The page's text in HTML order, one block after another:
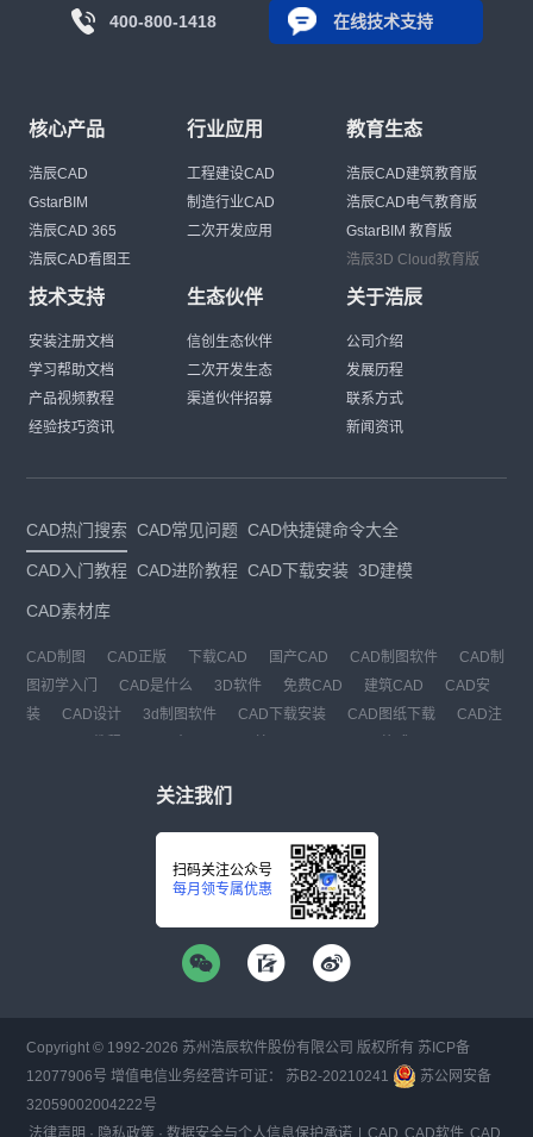
400-800-1418 在线技术支持
核心产品
浩辰CAD
GstarBIM
浩辰CAD 365
浩辰CAD看图王
行业应用
工程建设CAD
制造行业CAD
二次开发应用
教育生态
浩辰CAD建筑教育版
浩辰CAD电气教育版
GstarBIM 教育版
浩辰3D Cloud教育版
技术支持
安装注册文档
学习帮助文档
产品视频教程
经验技巧资讯
生态伙伴
信创生态伙伴
二次开发生态
渠道伙伴招募
关于浩辰
公司介绍
发展历程
联系方式
新闻资讯
CAD热门搜索 CAD常见问题 CAD快捷键命令大全
CAD入门教程 CAD进阶教程 CAD下载安装 3D建模
CAD素材库
CAD制图 CAD正版 下载CAD 国产CAD CAD制图软件
CAD制
图初学入门
CAD是什么 3D软件 免费CAD 建筑CAD
CAD安
装
CAD设计 3d制图软件 CAD下载安装 CAD图纸下载
CAD注
关注我们
扫码关注公众号
每月领专属优惠
Copyright © 1992-2026 苏州浩辰软件股份有限公司 版权所有 苏ICP备
12077906号 增值电信业务经营许可证： 苏B2-20210241
苏公网安备
32059002004222号
法律声明 · 隐私政策 ·数据安全与个人信息保护承诺 CAD CAD软件 CAD